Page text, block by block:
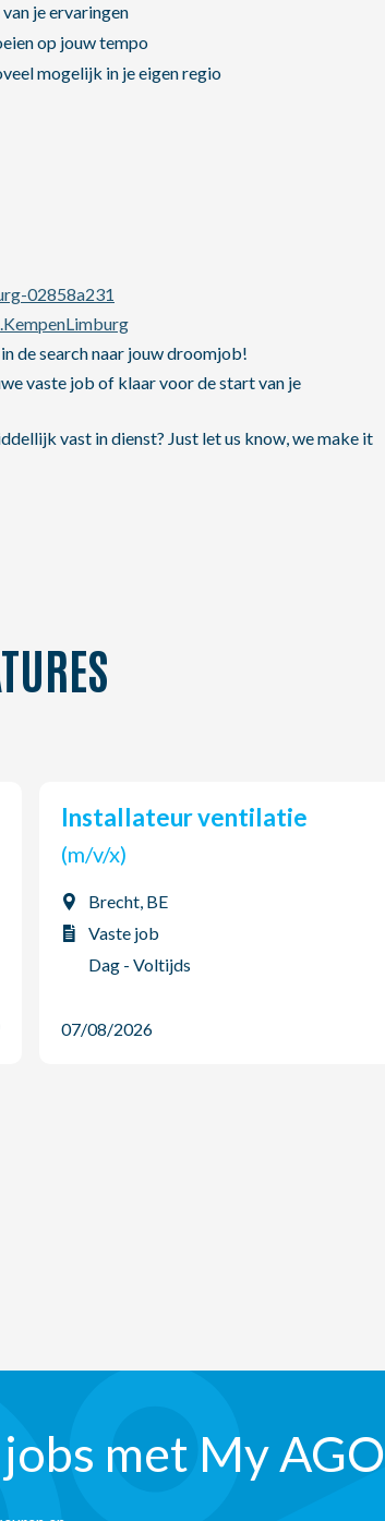
je ervaringen
op jouw tempo
mogelijk in je eigen regio
02858a231
de search naar jouw droomjob!
vaste job of klaar voor de start van je
vast in dienst? Just let us know, we make it
Installateur ventilatie
(m/v/x)
Brecht, BE
Vaste job
Dag - Voltijds
07/08/2026
met My AGO